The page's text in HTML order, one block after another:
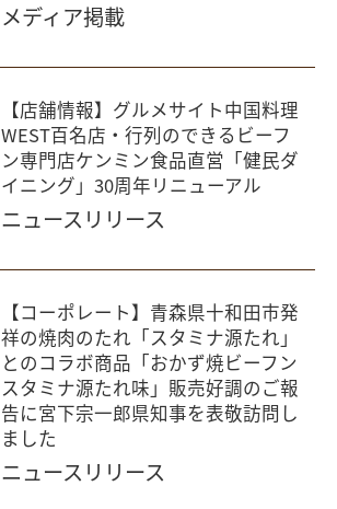
メディア掲載
【店舗情報】グルメサイト中国料理
WEST百名店・行列のできるビーフ
ン専門店ケンミン食品直営「健民ダ
イニング」30周年リニューアル
ニュースリリース
【コーポレート】青森県十和田市発
祥の焼肉のたれ「スタミナ源たれ」
とのコラボ商品「おかず焼ビーフン
スタミナ源たれ味」販売好調のご報
告に宮下宗一郎県知事を表敬訪問し
ました
ニュースリリース